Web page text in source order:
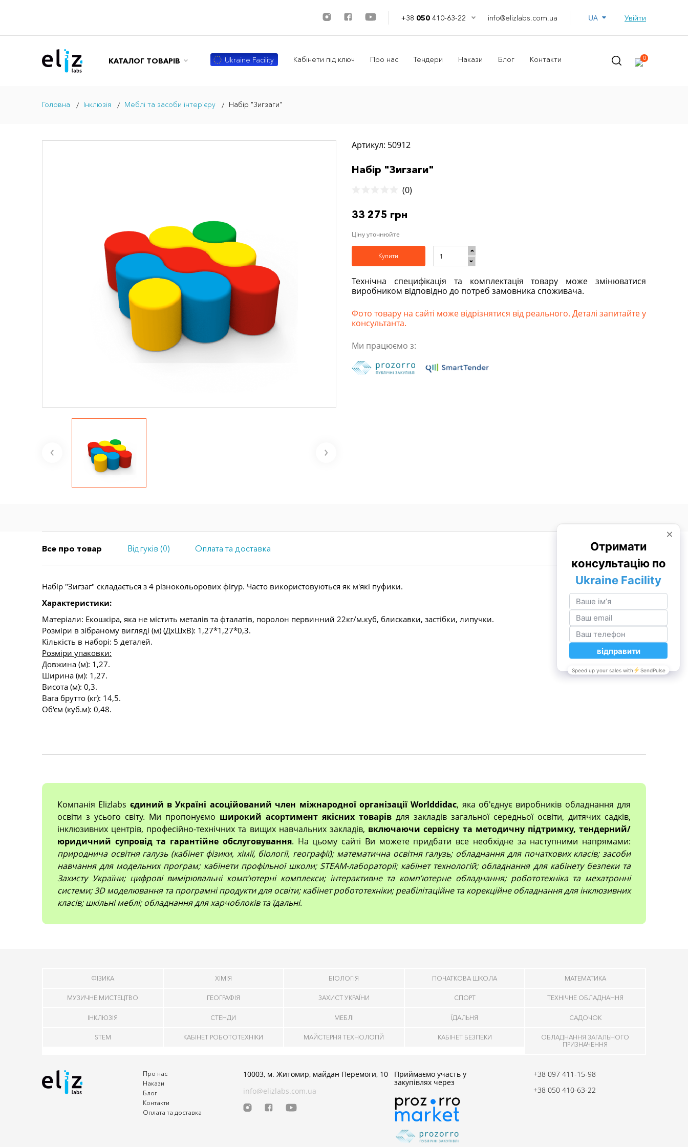
+38 050 410-63-22 info@elizlabs.com.ua Увійти
КАТАЛОГ ТОВАРІВ Ukraine Facility Кабінети під ключ Про нас Тендери Накази Блог Контакти 0
Головна Інклюзія Меблі та засоби інтер'єру Набір "Зигзаги"
Артикул: 50912
Набір "Зигзаги"
(0)
33 275 грн
Ціну уточнюйте
Купити
Технічна специфікація та комплектація товару може змінюватися
виробником відповідно до потреб замовника споживача.
Фото товару на сайті може відрізнятися від реального. Деталі запитайте у
консультанта.
Ми працюємо з:
Все про товар Відгуків (0) Оплата та доставка
Набір "Зигзаг" складається з 4 різнокольорових фігур. Часто використовуються як м'які пуфики.
Характеристики:
Матеріали: Екошкіра, яка не містить металів та фталатів, поролон первинний 22кг/м.куб, блискавки, застібки, липучки.
Розміри в зібраному вигляді (м) (ДхШхВ): 1,27*1,27*0,3.
Кількість в наборі: 5 деталей.
Розміри упаковки:
Довжина (м): 1,27.
Ширина (м): 1,27.
Висота (м): 0,3.
Вага брутто (кг): 14,5.
Об'єм (куб.м): 0,48.
Компанія Elizlabs єдиний в Україні асоційований член міжнародної організації Worlddidac, яка об'єднує виробників обладнання для
освіти з усього світу. Ми пропонуємо широкий асортимент якісних товарів для закладів загальної середньої освіти, дитячих садків,
інклюзивних центрів, професійно-технічних та вищих навчальних закладів, включаючи сервісну та методичну підтримку, тендерний/
юридичний супровід та гарантійне обслуговування. На цьому сайті Ви можете придбати все необхідне за наступними напрямами:
природнича освітня галузь (кабінет фізики, хімії, біології, географії); математична освітня галузь; обладнання для початкових класів; засоби
навчання для модельних програм; кабінети профільної школи; STEAM-лабораторії; кабінет технологій; обладнання для кабінету безпеки та
Захисту України; цифрові вимірювальні компʼютерні комплекси; інтерактивне та комп’ютерне обладнання; робототехніка та мехатронні
системи; 3D моделювання та програмні продукти для освіти; кабінет робототехніки; реабілітаційне та корекційне обладнання для інклюзивних
класів; шкільні меблі; обладнання для харчоблоків та їдальні.
ФІЗИКА ХІМІЯ БІОЛОГІЯ ПОЧАТКОВА ШКОЛА МАТЕМАТИКА
МУЗИЧНЕ МИСТЕЦТВО ГЕОГРАФІЯ ЗАХИСТ УКРАЇНИ СПОРТ ТЕХНІЧНЕ ОБЛАДНАННЯ
ІНКЛЮЗІЯ СТЕНДИ МЕБЛІ ЇДАЛЬНЯ САДОЧОК
STEM КАБІНЕТ РОБОТОТЕХНІКИ МАЙСТЕРНЯ ТЕХНОЛОГІЙ КАБІНЕТ БЕЗПЕКИ
ОБЛАДНАННЯ ЗАГАЛЬНОГО
ПРИЗНАЧЕННЯ
Про нас
Накази
Блог
Контакти
Оплата та доставка
10003, м. Житомир, майдан Перемоги, 10
info@elizlabs.com.ua
Приймаємо участь у
закупівлях через
+38 097 411-15-98
+38 050 410-63-22